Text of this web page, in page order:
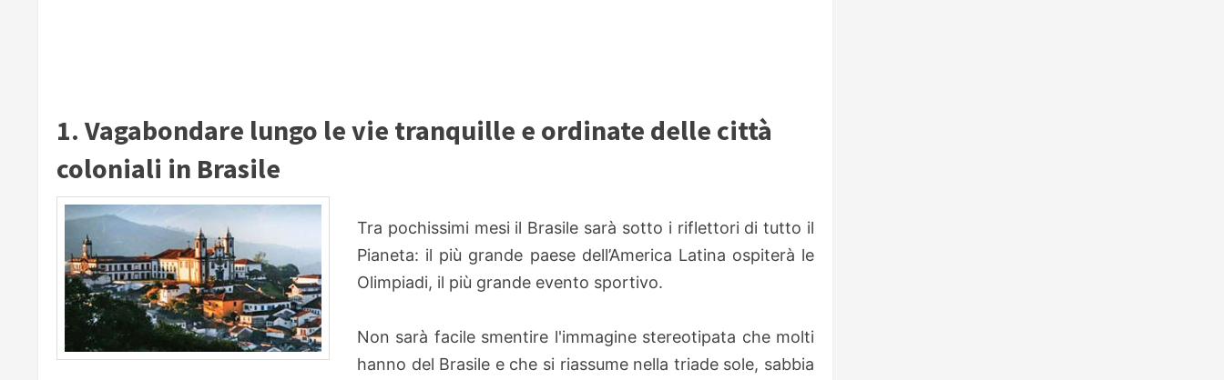
1. Vagabondare lungo le vie tranquille e ordinate delle città
coloniali in Brasile
Tra pochissimi mesi il Brasile sarà sotto i riflettori di tutto il
Pianeta: il più grande paese dell’America Latina ospiterà le
Olimpiadi, il più grande evento sportivo.
Non sarà facile smentire l'immagine stereotipata che molti
hanno del Brasile e che si riassume nella triade sole, sabbia